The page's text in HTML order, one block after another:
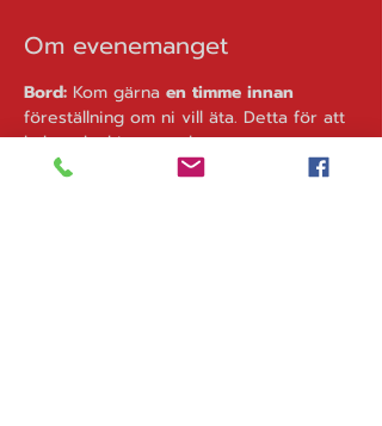
Om evenemanget
Bord: Kom gärna en timme innan
föreställning om ni vill äta. Detta för att
köket ska hinna med.
Sittplatser
är på stolar eller bänkar och